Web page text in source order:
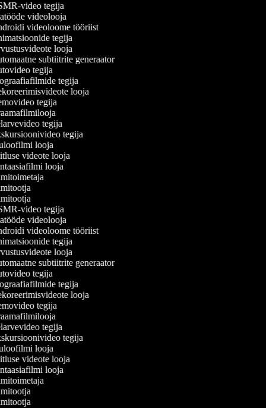
video tegija
videolooja
videoloome tööriist
tegija
looja
subtiitrite generaator
tegija
tegija
looja
tegija
tegija
tegija
looja
videote looja
looja
video tegija
videolooja
videoloome tööriist
tegija
looja
subtiitrite generaator
tegija
tegija
looja
tegija
tegija
tegija
looja
videote looja
looja